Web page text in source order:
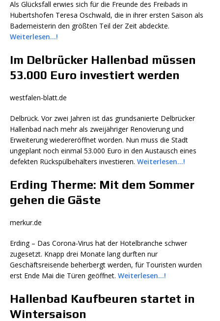
Als Glücksfall erwies sich für die Freunde des Freibads in
Hubertshofen Teresa Oschwald, die in ihrer ersten Saison als
Bademeisterin den größten Teil der Zeit abdeckte.
Weiterlesen…!
Im Delbrücker Hallenbad müssen
53.000 Euro investiert werden
westfalen-blatt.de
Delbrück. Vor zwei Jahren ist das grundsanierte Delbrücker
Hallenbad nach mehr als zweijähriger Renovierung und
Erweiterung wiedereröffnet worden. Nun muss die Stadt
ungeplant noch einmal 53.000 Euro in den Austausch eines
defekten Rückspülbehälters investieren. Weiterlesen…!
Erding Therme: Mit dem Sommer
gehen die Gäste
merkur.de
Erding – Das Corona-Virus hat der Hotelbranche schwer
zugesetzt. Knapp drei Monate lang durften nur
Geschäftsreisende beherbergt werden, für Touristen wurden
erst Ende Mai die Türen geöffnet. Weiterlesen…!
Hallenbad Kaufbeuren startet in
Wintersaison